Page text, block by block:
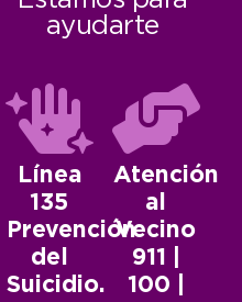
ayudarte
Línea
135
Prevención
del
Suicidio.
Atención
al
Vecino
911 |
100 |